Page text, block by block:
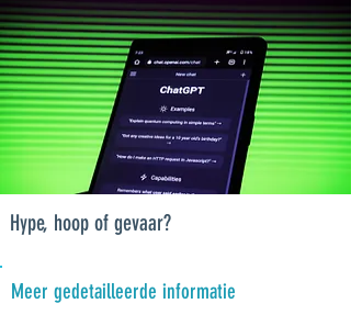
Hype, hoop of gevaar?
Meer gedetailleerde informatie